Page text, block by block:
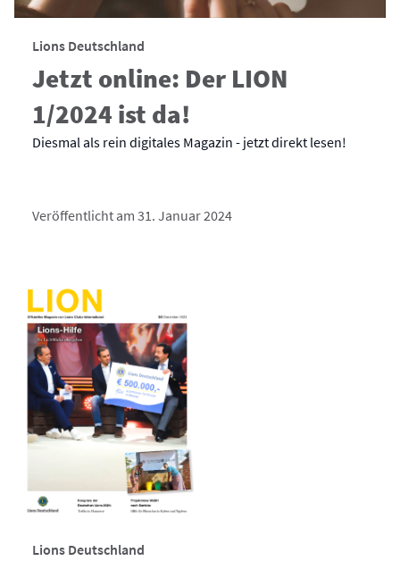
Lions Deutschland
Jetzt online: Der LION
1/2024 ist da!
Diesmal als rein digitales Magazin - jetzt direkt lesen!
Veröffentlicht am 31. Januar 2024
Lions Deutschland